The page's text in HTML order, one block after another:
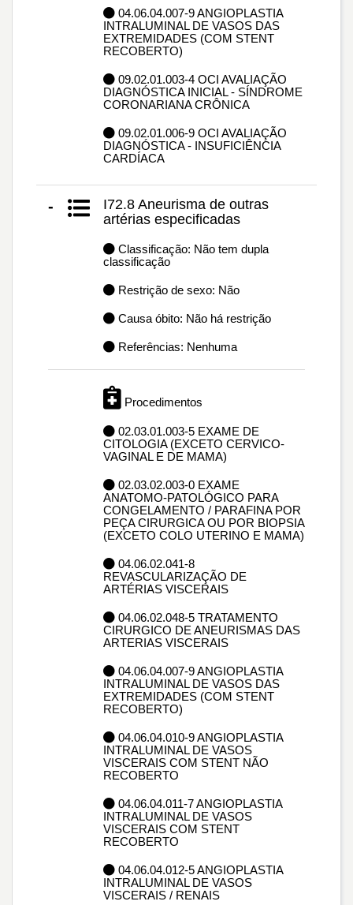
04.06.04.007-9 ANGIOPLASTIA
INTRALUMINAL DE VASOS DAS
EXTREMIDADES (COM STENT
RECOBERTO)
09.02.01.003-4 OCI AVALIAÇÃO
DIAGNÓSTICA INICIAL - SÍNDROME
CORONARIANA CRÔNICA
09.02.01.006-9 OCI AVALIAÇÃO
DIAGNÓSTICA - INSUFICIÊNCIA
CARDÍACA
-
I72.8 Aneurisma de outras
artérias especificadas
Classificação: Não tem dupla
classificação
Restrição de sexo: Não
Causa óbito: Não há restrição
Referências: Nenhuma
Procedimentos
02.03.01.003-5 EXAME DE
CITOLOGIA (EXCETO CERVICO-
VAGINAL E DE MAMA)
02.03.02.003-0 EXAME
ANATOMO-PATOLÓGICO PARA
CONGELAMENTO / PARAFINA POR
PEÇA CIRURGICA OU POR BIOPSIA
(EXCETO COLO UTERINO E MAMA)
04.06.02.041-8
REVASCULARIZAÇÃO DE
ARTÉRIAS VISCERAIS
04.06.02.048-5 TRATAMENTO
CIRURGICO DE ANEURISMAS DAS
ARTERIAS VISCERAIS
04.06.04.007-9 ANGIOPLASTIA
INTRALUMINAL DE VASOS DAS
EXTREMIDADES (COM STENT
RECOBERTO)
04.06.04.010-9 ANGIOPLASTIA
INTRALUMINAL DE VASOS
VISCERAIS COM STENT NÃO
RECOBERTO
04.06.04.011-7 ANGIOPLASTIA
INTRALUMINAL DE VASOS
VISCERAIS COM STENT
RECOBERTO
04.06.04.012-5 ANGIOPLASTIA
INTRALUMINAL DE VASOS
VISCERAIS / RENAIS